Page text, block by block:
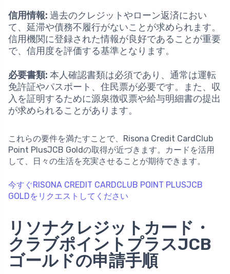
信用情報: 過去のクレジットやローン返済におい
て、延滞や債務不履行がないことが求められます。
信用機関に登録された情報が良好であることが重要
で、信用度を評価する基準となります。
必要書類: 本人確認書類は必須であり、通常は運転
免許証やパスポート、住民票が必要です。また、収
入を証明するために源泉徴収票や給与明細書の提出
が求められることがあります。
これらの要件を満たすことで、Risona Credit CardClub
Point PlusJCB Goldの取得が近づきます。カードを活用
して、日々の生活を充実させることが期待できます。
今すぐRISONA CREDIT CARDCLUB POINT PLUSJCB
GOLDをリクエストしてください
リソナクレジットカード・
クラブポイントプラスJCB
ゴールドの申請手順